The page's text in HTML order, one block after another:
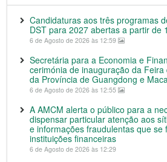
Candidaturas aos três programas
DST para 2027 abertas a partir de
6 de Agosto de 2026 às 12:59
Secretária para a Economia e
cerimónia de inauguração da
da Província de Guangdong e
6 de Agosto de 2026 às 12:55
A AMCM alerta o público para a
dispensar particular atenção aos
e informações fraudulentas que se
instituições financeiras
6 de Agosto de 2026 às 12:29